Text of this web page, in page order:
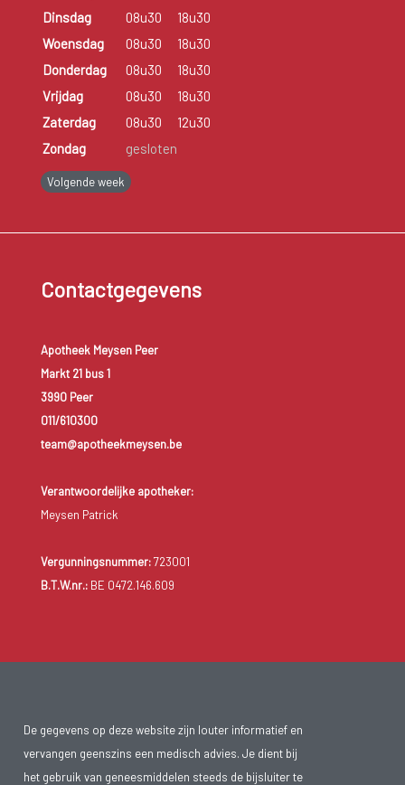
Dinsdag
08u30
18u30
Woensdag
08u30
18u30
Donderdag
08u30
18u30
Vrijdag
08u30
18u30
Zaterdag
08u30
12u30
Zondag
gesloten
Volgende week
Contactgegevens
Apotheek Meysen Peer
Markt 21 bus 1
3990 Peer
011/610300
team@apotheekmeysen.be
Verantwoordelijke apotheker:
Meysen Patrick
Vergunningsnummer:723001
B.T.W.nr.:BE 0472.146.609
De gegevens op deze website zijn louter informatief en
vervangen geenszins een medisch advies. Je dient bij
het gebruik van geneesmiddelen steeds de bijsluiter te